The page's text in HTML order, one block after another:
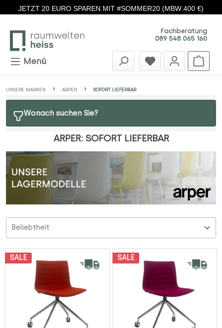
Zum Hauptinhalt springen
JETZT 20 EURO SPAREN MIT #SOMMER20 (MBW 400 €)
Fachberatung
089 548 065 160
Menü
UNSERE MARKEN ARPER SOFORT LIEFERBAR
Wonach suchen Sie?
ARPER: SOFORT LIEFERBAR
SALE SALE